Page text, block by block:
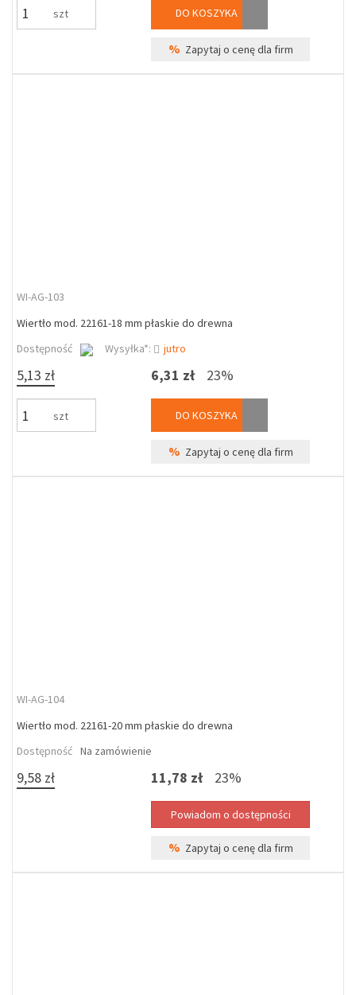
szt DO KOSZYKA
% Zapytaj o cenę dla firm
WI-AG-103
Wiertło mod. 22161-18 mm płaskie do drewna
Dostępność
Wysyłka*: jutro
5,13 zł
szt
6,31 zł 23%
DO KOSZYKA
% Zapytaj o cenę dla firm
WI-AG-104
Wiertło mod. 22161-20 mm płaskie do drewna
Dostępność Na zamówienie
9,58 zł 11,78 zł 23%
% Zapytaj o cenę dla firm